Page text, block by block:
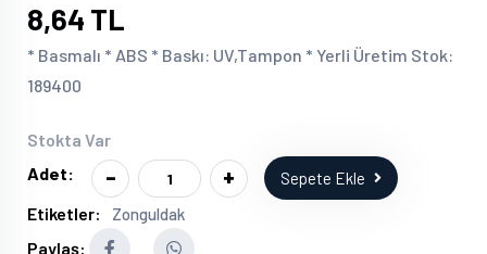
8,64 TL
* Basmalı * ABS * Baskı: UV,Tampon * Yerli Üretim Stok:
189400
Stokta Var
Adet:
- + Sepete Ekle
Etiketler: Zonguldak
Paylaş: